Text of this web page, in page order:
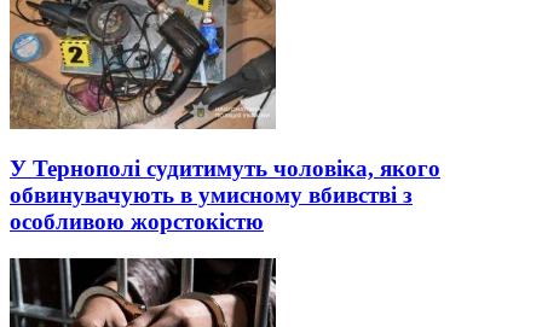
У Тернополі судитимуть чоловіка, якого
обвинувачують в умисному вбивстві з
особливою жорстокістю